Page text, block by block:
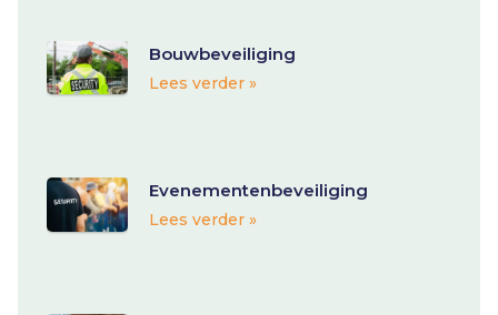
Bouwbeveiliging
Lees verder »
Evenementenbeveiliging
Lees verder »